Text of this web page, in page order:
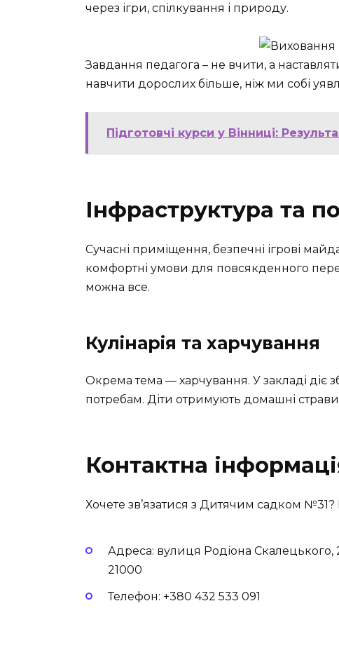
через ігри, спілкування і природу.
Завдання педагога – не вчити, а
навчити дорослих більше, ніж ми собі
Підготовчі курси у Вінниці:
Інфраструктура та
Сучасні приміщення, безпечні ігрові
комфортні умови для повсякденного
можна все.
Кулінарія та харчування
Окрема тема — харчування. У закладі діє
потребам. Діти отримують домашні
Контактна
Хочете зв’язатися з Дитячим садком
Адреса: вулиця Родіона Скалецького,
21000
Телефон: +380 432 533 091